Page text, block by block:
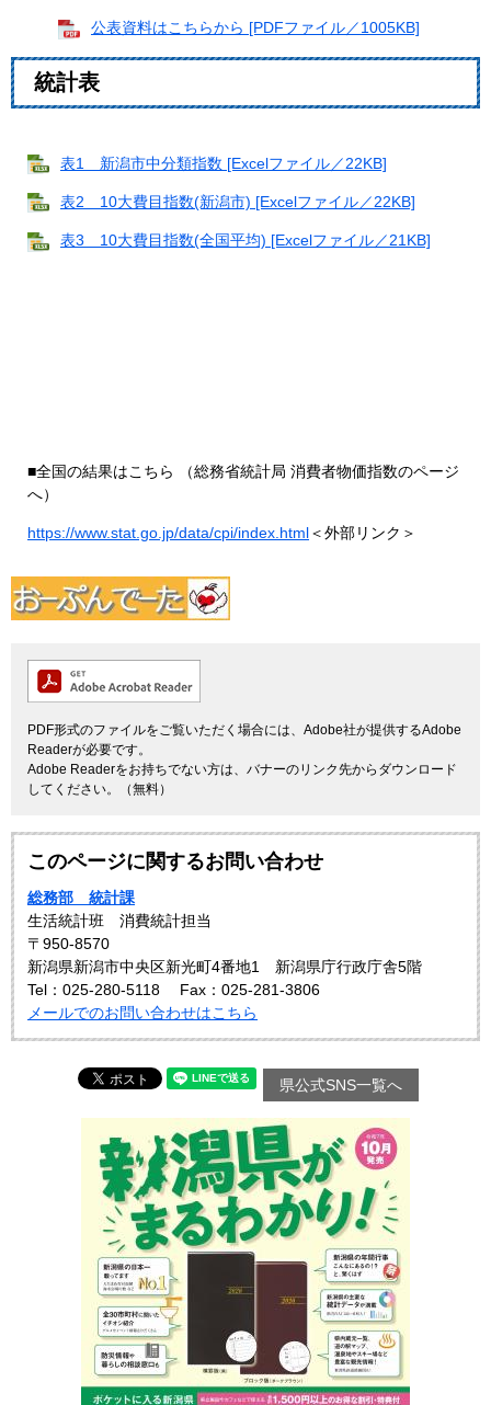
公表資料はこちらから [PDFファイル／1005KB]
統計表
表1 新潟市中分類指数 [Excelファイル／22KB]
表2 10大費目指数(新潟市) [Excelファイル／22KB]
表3 10大費目指数(全国平均) [Excelファイル／21KB]
■全国の結果はこちら （総務省統計局 消費者物価指数のページ
へ）
https://www.stat.go.jp/data/cpi/index.html＜外部リンク＞
PDF形式のファイルをご覧いただく場合には、Adobe社が提供するAdobe
Readerが必要です。
Adobe Readerをお持ちでない方は、バナーのリンク先からダウンロード
してください。（無料）
このページに関するお問い合わせ
総務部 統計課
生活統計班 消費統計担当
〒950-8570
新潟県新潟市中央区新光町4番地1 新潟県庁行政庁舎5階
Tel：025‐280‐5118
Fax：025-281-3806
メールでのお問い合わせはこちら
県公式SNS一覧へ